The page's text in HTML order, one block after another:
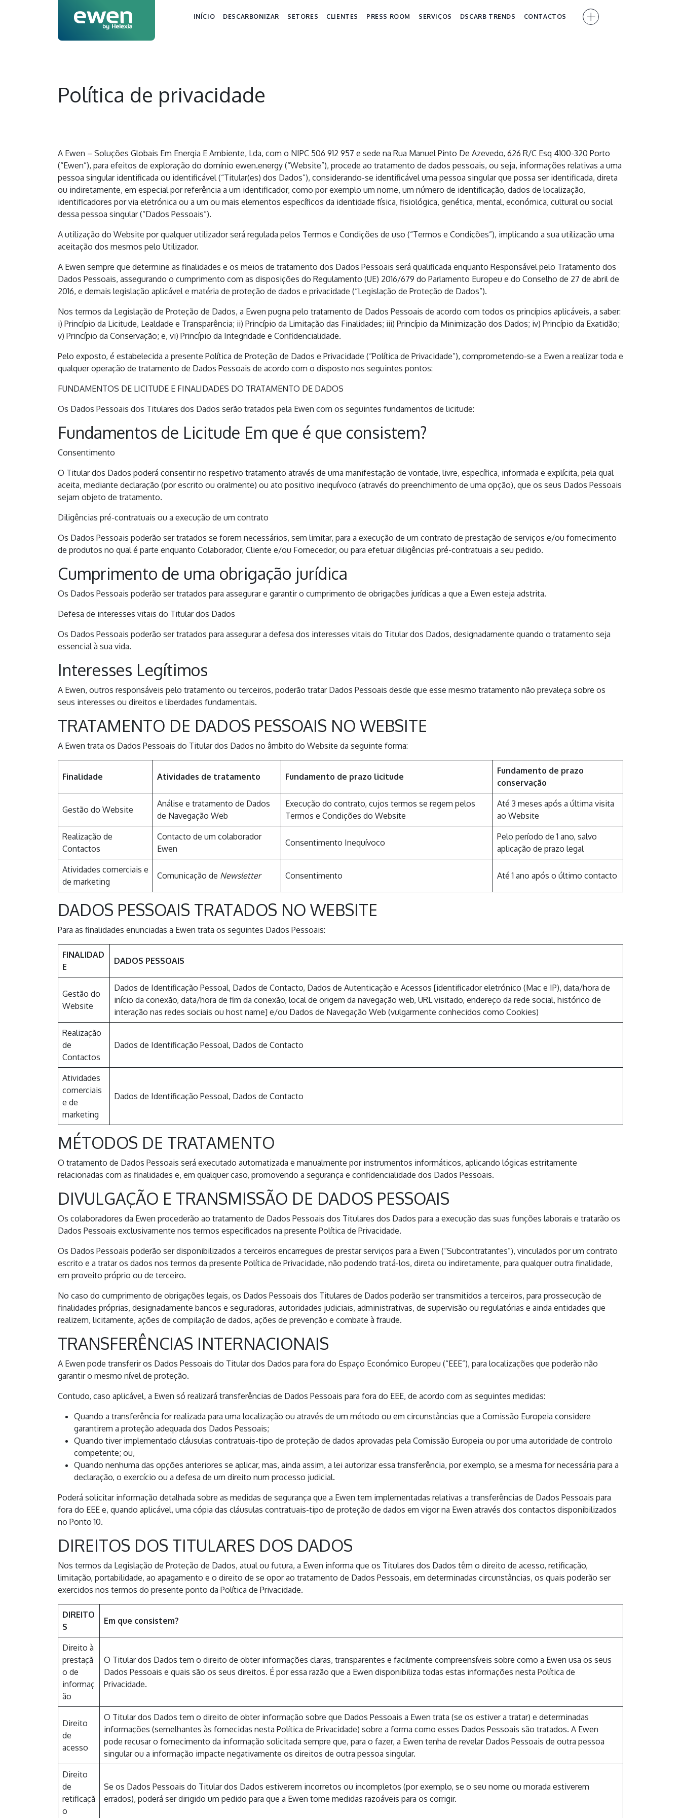
INÍCIO DESCARBONIZAR SETORES CLIENTES PRESS ROOM SERVIÇOS DSCARB TRENDS CONTACTOS
Política de privacidade
A Ewen – Soluções Globais Em Energia E Ambiente, Lda, com o NIPC 506 912 957 e sede na Rua Manuel Pinto De Azevedo, 626 R/C Esq 4100-320 Porto
(“Ewen”), para efeitos de exploração do domínio ewen.energy (“Website”), procede ao tratamento de dados pessoais, ou seja, informações relativas a uma
pessoa singular identificada ou identificável (“Titular(es) dos Dados”), considerando-se identificável uma pessoa singular que possa ser identificada, direta
ou indiretamente, em especial por referência a um identificador, como por exemplo um nome, um número de identificação, dados de localização,
identificadores por via eletrónica ou a um ou mais elementos específicos da identidade física, fisiológica, genética, mental, económica, cultural ou social
dessa pessoa singular (“Dados Pessoais”).
A utilização do Website por qualquer utilizador será regulada pelos Termos e Condições de uso (“Termos e Condições”), implicando a sua utilização uma
aceitação dos mesmos pelo Utilizador.
A Ewen sempre que determine as finalidades e os meios de tratamento dos Dados Pessoais será qualificada enquanto Responsável pelo Tratamento dos
Dados Pessoais, assegurando o cumprimento com as disposições do Regulamento (UE) 2016/679 do Parlamento Europeu e do Conselho de 27 de abril de
2016, e demais legislação aplicável e matéria de proteção de dados e privacidade (“Legislação de Proteção de Dados”).
Nos termos da Legislação de Proteção de Dados, a Ewen pugna pelo tratamento de Dados Pessoais de acordo com todos os princípios aplicáveis, a saber:
i) Princípio da Licitude, Lealdade e Transparência; ii) Princípio da Limitação das Finalidades; iii) Princípio da Minimização dos Dados; iv) Princípio da Exatidão;
v) Princípio da Conservação; e, vi) Princípio da Integridade e Confidencialidade.
Pelo exposto, é estabelecida a presente Política de Proteção de Dados e Privacidade (“Política de Privacidade”), comprometendo-se a Ewen a realizar toda e
qualquer operação de tratamento de Dados Pessoais de acordo com o disposto nos seguintes pontos:
FUNDAMENTOS DE LICITUDE E FINALIDADES DO TRATAMENTO DE DADOS
Os Dados Pessoais dos Titulares dos Dados serão tratados pela Ewen com os seguintes fundamentos de licitude:
Fundamentos de Licitude Em que é que consistem?
Consentimento
O Titular dos Dados poderá consentir no respetivo tratamento através de uma manifestação de vontade, livre, específica, informada e explícita, pela qual
aceita, mediante declaração (por escrito ou oralmente) ou ato positivo inequívoco (através do preenchimento de uma opção), que os seus Dados Pessoais
sejam objeto de tratamento.
Diligências pré-contratuais ou a execução de um contrato
Os Dados Pessoais poderão ser tratados se forem necessários, sem limitar, para a execução de um contrato de prestação de serviços e/ou fornecimento
de produtos no qual é parte enquanto Colaborador, Cliente e/ou Fornecedor, ou para efetuar diligências pré-contratuais a seu pedido.
Cumprimento de uma obrigação jurídica
Os Dados Pessoais poderão ser tratados para assegurar e garantir o cumprimento de obrigações jurídicas a que a Ewen esteja adstrita.
Defesa de interesses vitais do Titular dos Dados
Os Dados Pessoais poderão ser tratados para assegurar a defesa dos interesses vitais do Titular dos Dados, designadamente quando o tratamento seja
essencial à sua vida.
Interesses Legítimos
A Ewen, outros responsáveis pelo tratamento ou terceiros, poderão tratar Dados Pessoais desde que esse mesmo tratamento não prevaleça sobre os
seus interesses ou direitos e liberdades fundamentais.
TRATAMENTO DE DADOS PESSOAIS NO WEBSITE
A Ewen trata os Dados Pessoais do Titular dos Dados no âmbito do Website da seguinte forma:
Finalidade Atividades de tratamento Fundamento de prazo licitude
Fundamento de prazo
conservação
Gestão do Website
Análise e tratamento de Dados
de Navegação Web
Execução do contrato, cujos termos se regem pelos
Termos e Condições do Website
Até 3 meses após a última visita
ao Website
Realização de
Contactos
Contacto de um colaborador
Ewen
Consentimento Inequívoco
Pelo período de 1 ano, salvo
aplicação de prazo legal
Atividades comerciais e
de marketing
Comunicação de Newsletter Consentimento Até 1 ano após o último contacto
DADOS PESSOAIS TRATADOS NO WEBSITE
Para as finalidades enunciadas a Ewen trata os seguintes Dados Pessoais:
FINALIDAD
E
DADOS PESSOAIS
Gestão do
Website
Dados de Identificação Pessoal, Dados de Contacto, Dados de Autenticação e Acessos [identificador eletrónico (Mac e IP), data/hora de
início da conexão, data/hora de fim da conexão, local de origem da navegação web, URL visitado, endereço da rede social, histórico de
interação nas redes sociais ou host name] e/ou Dados de Navegação Web (vulgarmente conhecidos como Cookies)
Realização
de
Contactos
Dados de Identificação Pessoal, Dados de Contacto
Atividades
comerciais
e de
marketing
Dados de Identificação Pessoal, Dados de Contacto
MÉTODOS DE TRATAMENTO
O tratamento de Dados Pessoais será executado automatizada e manualmente por instrumentos informáticos, aplicando lógicas estritamente
relacionadas com as finalidades e, em qualquer caso, promovendo a segurança e confidencialidade dos Dados Pessoais.
DIVULGAÇÃO E TRANSMISSÃO DE DADOS PESSOAIS
Os colaboradores da Ewen procederão ao tratamento de Dados Pessoais dos Titulares dos Dados para a execução das suas funções laborais e tratarão os
Dados Pessoais exclusivamente nos termos especificados na presente Política de Privacidade.
Os Dados Pessoais poderão ser disponibilizados a terceiros encarregues de prestar serviços para a Ewen (“Subcontratantes”), vinculados por um contrato
escrito e a tratar os dados nos termos da presente Política de Privacidade, não podendo tratá-los, direta ou indiretamente, para qualquer outra finalidade,
em proveito próprio ou de terceiro.
No caso do cumprimento de obrigações legais, os Dados Pessoais dos Titulares de Dados poderão ser transmitidos a terceiros, para prossecução de
finalidades próprias, designadamente bancos e seguradoras, autoridades judiciais, administrativas, de supervisão ou regulatórias e ainda entidades que
realizem, licitamente, ações de compilação de dados, ações de prevenção e combate à fraude.
TRANSFERÊNCIAS INTERNACIONAIS
A Ewen pode transferir os Dados Pessoais do Titular dos Dados para fora do Espaço Económico Europeu (“EEE”), para localizações que poderão não
garantir o mesmo nível de proteção.
Contudo, caso aplicável, a Ewen só realizará transferências de Dados Pessoais para fora do EEE, de acordo com as seguintes medidas:
Quando a transferência for realizada para uma localização ou através de um método ou em circunstâncias que a Comissão Europeia considere
garantirem a proteção adequada dos Dados Pessoais;
Quando tiver implementado cláusulas contratuais-tipo de proteção de dados aprovadas pela Comissão Europeia ou por uma autoridade de controlo
competente; ou,
Quando nenhuma das opções anteriores se aplicar, mas, ainda assim, a lei autorizar essa transferência, por exemplo, se a mesma for necessária para a
declaração, o exercício ou a defesa de um direito num processo judicial.
Poderá solicitar informação detalhada sobre as medidas de segurança que a Ewen tem implementadas relativas a transferências de Dados Pessoais para
fora do EEE e, quando aplicável, uma cópia das cláusulas contratuais-tipo de proteção de dados em vigor na Ewen através dos contactos disponibilizados
no Ponto 10.
DIREITOS DOS TITULARES DOS DADOS
Nos termos da Legislação de Proteção de Dados, atual ou futura, a Ewen informa que os Titulares dos Dados têm o direito de acesso, retificação,
limitação, portabilidade, ao apagamento e o direito de se opor ao tratamento de Dados Pessoais, em determinadas circunstâncias, os quais poderão ser
exercidos nos termos do presente ponto da Política de Privacidade.
DIREITO
S
Em que consistem?
Direito à
prestaçã
o de
informaç
ão
O Titular dos Dados tem o direito de obter informações claras, transparentes e facilmente compreensíveis sobre como a Ewen usa os seus
Dados Pessoais e quais são os seus direitos. É por essa razão que a Ewen disponibiliza todas estas informações nesta Política de
Privacidade.
Direito
de
acesso
O Titular dos Dados tem o direito de obter informação sobre que Dados Pessoais a Ewen trata (se os estiver a tratar) e determinadas
informações (semelhantes às fornecidas nesta Política de Privacidade) sobre a forma como esses Dados Pessoais são tratados. A Ewen
pode recusar o fornecimento da informação solicitada sempre que, para o fazer, a Ewen tenha de revelar Dados Pessoais de outra pessoa
singular ou a informação impacte negativamente os direitos de outra pessoa singular.
Direito
de
retificaçã
o
Se os Dados Pessoais do Titular dos Dados estiverem incorretos ou incompletos (por exemplo, se o seu nome ou morada estiverem
errados), poderá ser dirigido um pedido para que a Ewen tome medidas razoáveis para os corrigir.